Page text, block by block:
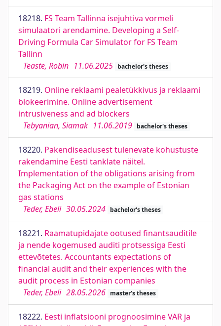
18218. FS Team Tallinna isejuhtiva vormeli
simulaatori arendamine. Developing a Self-
Driving Formula Car Simulator for FS Team
Tallinn
Teaste, Robin 11.06.2025 bachelor's theses
18219. Online reklaami pealetükkivus ja reklaami
blokeerimine. Online advertisement
intrusiveness and ad blockers
Tebyanian, Siamak 11.06.2019 bachelor's theses
18220. Pakendiseadusest tulenevate kohustuste
rakendamine Eesti tanklate näitel.
Implementation of the obligations arising from
the Packaging Act on the example of Estonian
gas stations
Teder, Ebeli 30.05.2024 bachelor's theses
18221. Raamatupidajate ootused finantsauditile
ja nende kogemused auditi protsessiga Eesti
ettevõtetes. Accountants expectations of
financial audit and their experiences with the
audit process in Estonian companies
Teder, Ebeli 28.05.2026 master's theses
18222. Eesti inflatsiooni prognoosimine VAR ja